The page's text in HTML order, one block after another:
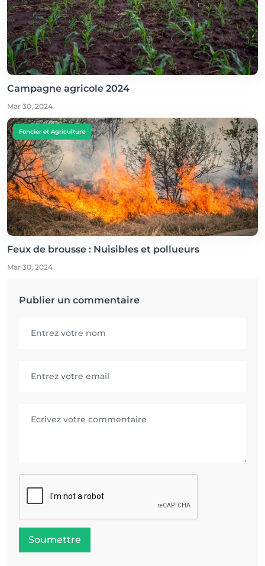
Campagne agricole 2024
Mar 30, 2024
Foncier et Agriculture
Feux de brousse : Nuisibles et pollueurs
Mar 30, 2024
Publier un commentaire
Soumettre